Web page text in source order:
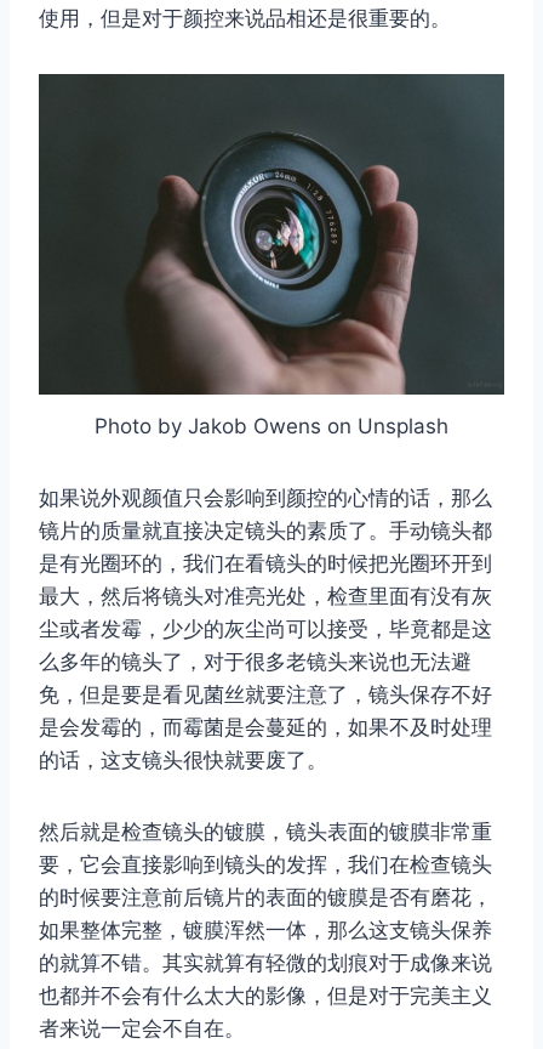
使用，但是对于颜控来说品相还是很重要的。
Photo by Jakob Owens on Unsplash
如果说外观颜值只会影响到颜控的心情的话，那么
镜片的质量就直接决定镜头的素质了。手动镜头都
是有光圈环的，我们在看镜头的时候把光圈环开到
最大，然后将镜头对准亮光处，检查里面有没有灰
尘或者发霉，少少的灰尘尚可以接受，毕竟都是这
么多年的镜头了，对于很多老镜头来说也无法避
免，但是要是看见菌丝就要注意了，镜头保存不好
是会发霉的，而霉菌是会蔓延的，如果不及时处理
的话，这支镜头很快就要废了。
然后就是检查镜头的镀膜，镜头表面的镀膜非常重
要，它会直接影响到镜头的发挥，我们在检查镜头
的时候要注意前后镜片的表面的镀膜是否有磨花，
如果整体完整，镀膜浑然一体，那么这支镜头保养
的就算不错。其实就算有轻微的划痕对于成像来说
也都并不会有什么太大的影像，但是对于完美主义
者来说一定会不自在。